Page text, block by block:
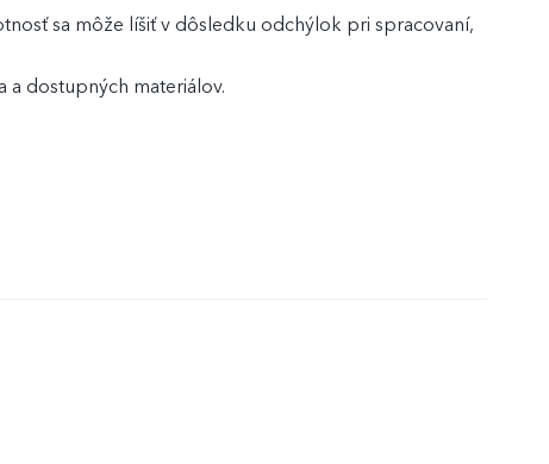
sa môže líšiť v dôsledku odchýlok pri spracovaní,
a dostupných materiálov.